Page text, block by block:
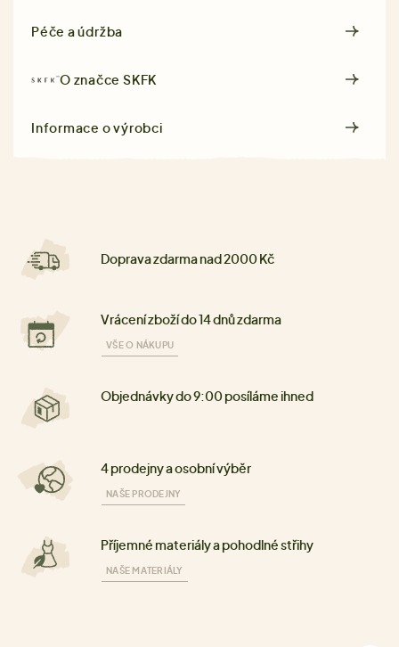
Péče a údržba
O značceSKFK
Informace o výrobci
Doprava zdarma nad 2000 Kč
Vrácení zboží do 14 dnů zdarma
VŠE O NÁKUPU
Objednávky do 9:00 posíláme ihned
4 prodejny a osobní výběr
NAŠE PRODEJNY
Příjemné materiály a pohodlné střihy
NAŠE MATERIÁLY